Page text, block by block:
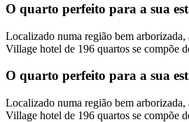
O quarto perfeito para a sua
Localizado numa região bem arborizada,
Village hotel de 196 quartos se compõe
O quarto perfeito para a sua
Localizado numa região bem arborizada,
Village hotel de 196 quartos se compõe